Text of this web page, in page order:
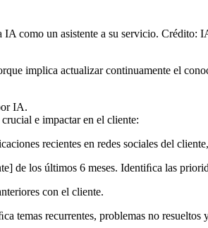
IA como un asistente a su servicio. Crédito:
implica actualizar continuamente el
IA.
e impactar en el cliente:
recientes en redes sociales del
los últimos 6 meses. Identiﬁca las
con el cliente.
recurrentes, problemas no